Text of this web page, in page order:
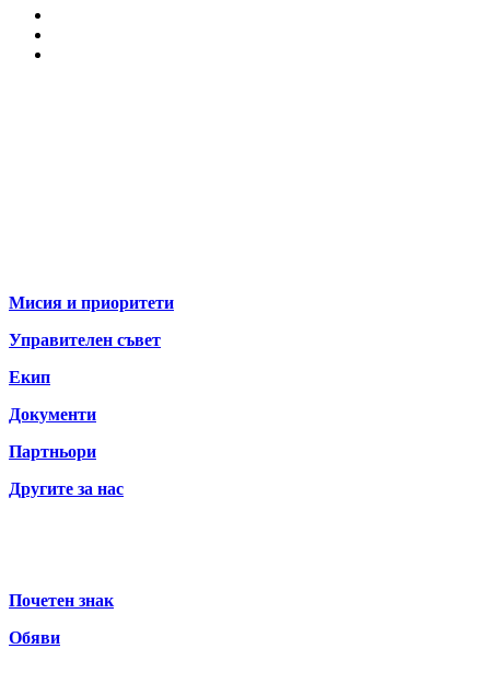
Мисия и приоритети
Управителен съвет
Екип
Документи
Партньори
Другите за нас
Почетен знак
Обяви